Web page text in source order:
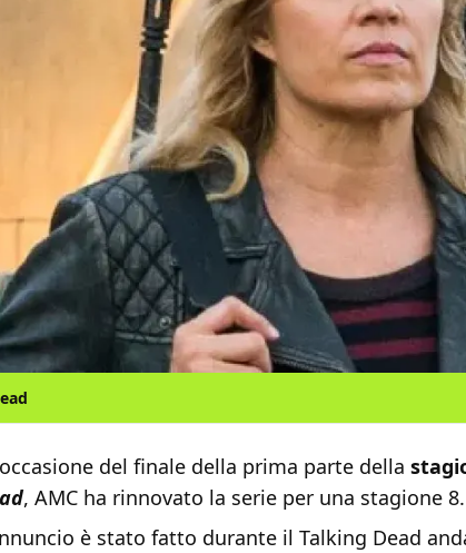
del finale della prima parte della
, AMC ha rinnovato la serie per una stagione 8.
è stato fatto durante il Talking Dead